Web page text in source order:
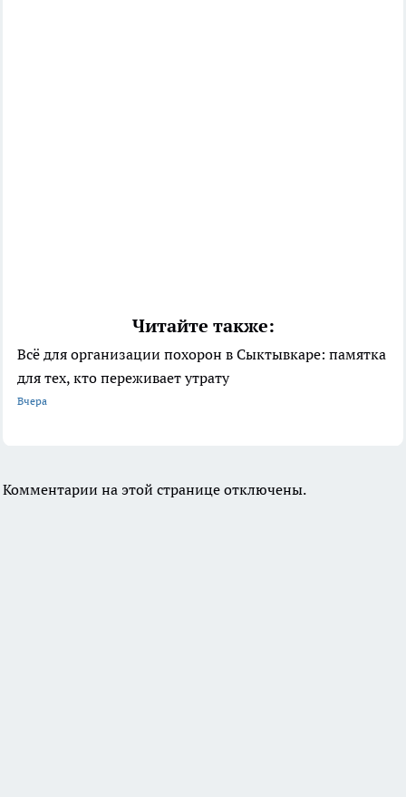
Читайте также:
Всё для организации похорон в Сыктывкаре: памятка
для тех, кто переживает утрату
Вчера
Комментарии на этой странице отключены.